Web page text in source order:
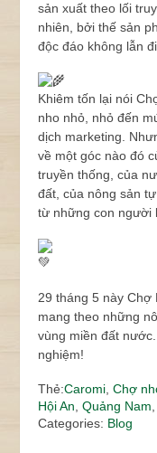
sản xuất theo lối
nhiên, bởi thế sản
độc đáo không lẫn
Khiêm tốn lại nói
nho nhỏ, nhỏ đến
dịch marketing.
về một góc nào đó
truyền thống, của
đất, của nông sản
từ những con người
29 tháng 5 này Chợ
mang theo những
vùng miền đất
nghiệm!
Thẻ:Caromi,Chợ
Hội An,Quảng Nam
Categories: Blog